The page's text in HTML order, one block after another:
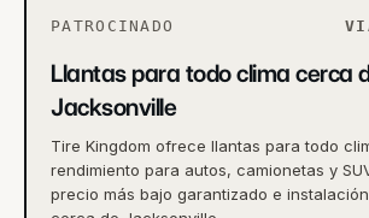
PATROCINADO
Llantas para todo clima cerca
Jacksonville
Tire Kingdom ofrece llantas para todo
rendimiento para autos, camionetas y
precio más bajo garantizado e